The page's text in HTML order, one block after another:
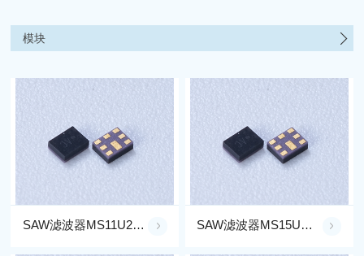
模块
SAW滤波器MS11U2G45-W1H SAW滤波器MS15U1G17-G3G5C